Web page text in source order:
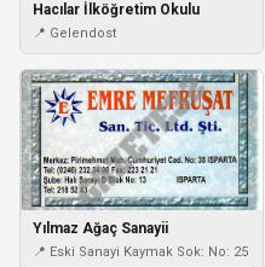
Hacılar İlköğretim Okulu
📍 Gelendost
Yılmaz Ağaç Sanayii
📍 Eski Sanayi Kaymak Sok: No: 25